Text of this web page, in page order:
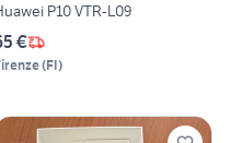
P10 VTR-L09
€
(FI)